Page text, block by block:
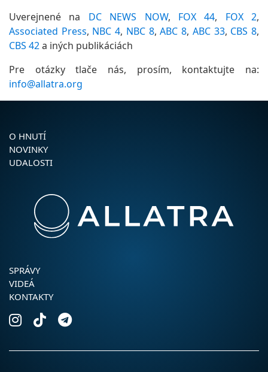
Uverejnené na DC NEWS NOW, FOX 44, FOX 2,
Associated Press, NBC 4, NBC 8,ABC 8, ABC 33, CBS 8,
CBS 42a iných publikáciách
Pre otázky tlače nás, prosím, kontaktujte na:
info@allatra.org
O HNUTÍ
NOVINKY
UDALOSTI
SPRÁVY
VIDEÁ
KONTAKTY